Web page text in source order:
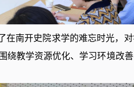
在南开史院求学的难忘时光，
绕教学资源优化、学习环境改